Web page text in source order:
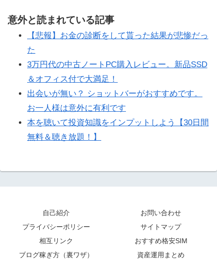
意外と読まれている記事
【悲報】お金の診断をして貰った結果が悲惨だっ
た
3万円代の中古ノートPC購入レビュー。新品SSD
＆オフィス付で大満足！
出会いが無い？ ショットバーがおすすめです。
お一人様は意外に有利です
本を聴いて投資知識をインプットしよう【30日間
無料＆聴き放題！】
自己紹介
お問い合わせ
プライバシーポリシー
サイトマップ
相互リンク
おすすめ格安SIM
ブログ稼ぎ方（裏ワザ）
資産運用まとめ